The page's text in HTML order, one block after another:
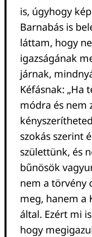
is, úgyhogy
Barnabás is
láttam, hogy
igazságának
járnak,
Kéfásnak: „Ha
módra és nem
szokás szerint
születtünk, és
bűnösök
nem a törvény
meg, hanem a
által. Ezért mi
hogy